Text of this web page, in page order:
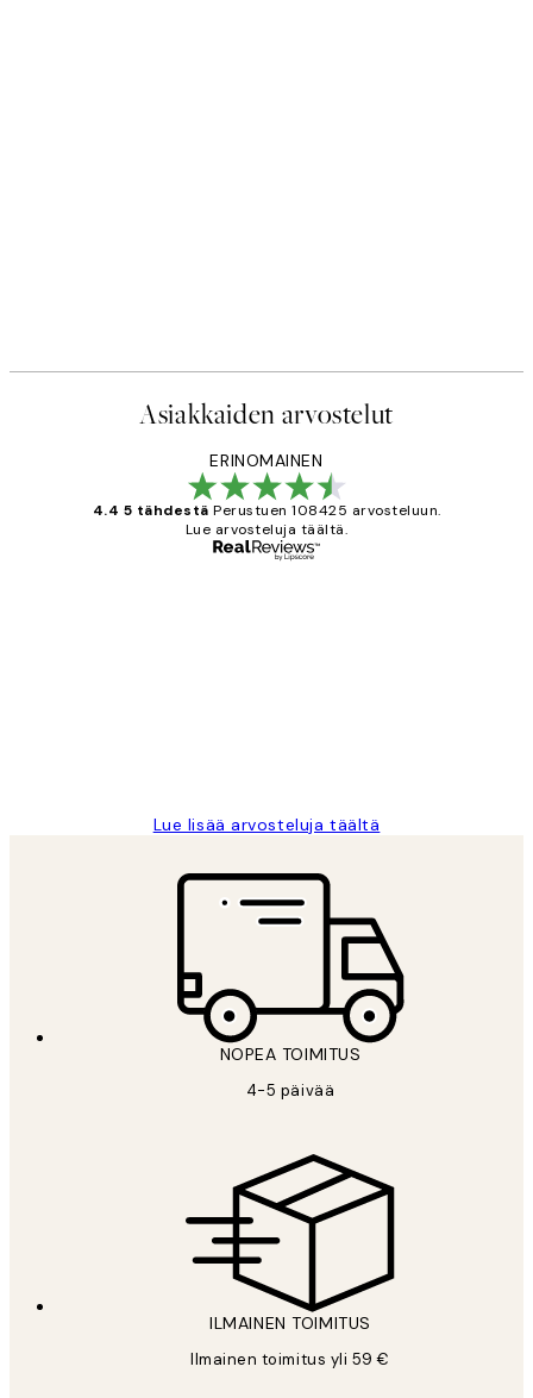
Asiakkaiden arvostelut
ERINOMAINEN
4.4 5 tähdestä Perustuen 108425 arvosteluun.
Lue arvosteluja täältä.
Lue lisää arvosteluja täältä
NOPEA TOIMITUS
4-5 päivää
ILMAINEN TOIMITUS
Ilmainen toimitus yli 59 €